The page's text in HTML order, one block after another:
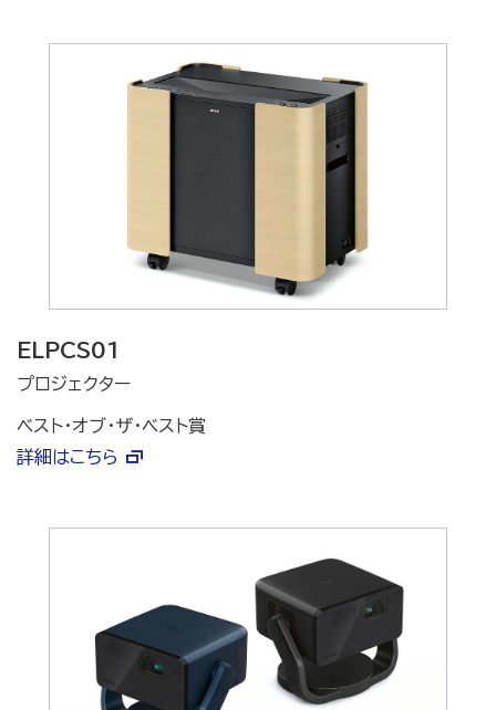
ELPCS01
プロジェクター
ベスト・オブ・ザ・ベスト賞
詳細はこちら